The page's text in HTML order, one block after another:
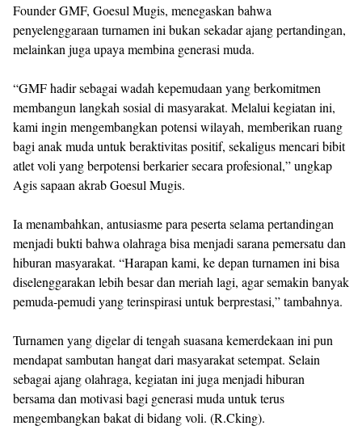
Founder GMF, Goesul Mugis, menegaskan bahwa
penyelenggaraan turnamen ini bukan sekadar ajang pertandingan,
melainkan juga upaya membina generasi muda.
“GMF hadir sebagai wadah kepemudaan yang berkomitmen
membangun langkah sosial di masyarakat. Melalui kegiatan ini,
kami ingin mengembangkan potensi wilayah, memberikan ruang
bagi anak muda untuk beraktivitas positif, sekaligus mencari bibit
atlet voli yang berpotensi berkarier secara profesional,” ungkap
Agis sapaan akrab Goesul Mugis.
Ia menambahkan, antusiasme para peserta selama pertandingan
menjadi bukti bahwa olahraga bisa menjadi sarana pemersatu dan
hiburan masyarakat. “Harapan kami, ke depan turnamen ini bisa
diselenggarakan lebih besar dan meriah lagi, agar semakin banyak
pemuda-pemudi yang terinspirasi untuk berprestasi,” tambahnya.
Turnamen yang digelar di tengah suasana kemerdekaan ini pun
mendapat sambutan hangat dari masyarakat setempat. Selain
sebagai ajang olahraga, kegiatan ini juga menjadi hiburan
bersama dan motivasi bagi generasi muda untuk terus
mengembangkan bakat di bidang voli. (R.Cking).